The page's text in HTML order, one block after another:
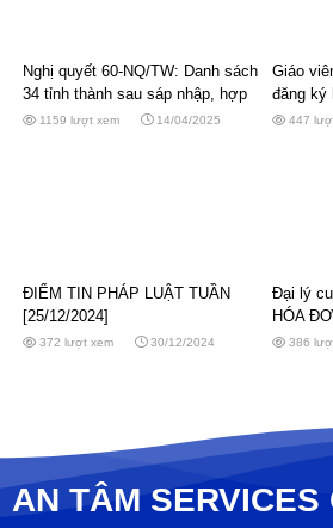
Nghị quyết 60-NQ/TW: Danh sách
34 tỉnh thành sau sáp nhập, hợp
nhất1159 lượt xem 14/04/2025
Giáo
đăng ký
thêm
447
ĐIỂM TIN PHÁP LUẬT TUẦN
[25/12/2024]
372 lượt xem 30/12/2024
Đại lý
HÓA
386
AN TÂM SERVICES